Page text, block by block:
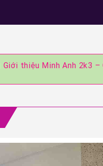
Giới thiệu Minh Anh 2k3 –